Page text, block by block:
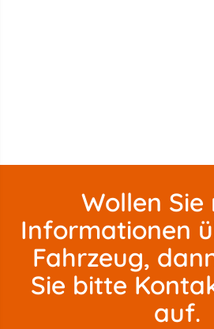
Wollen Sie
Informationen
Fahrzeug,
Sie bitte
auf.